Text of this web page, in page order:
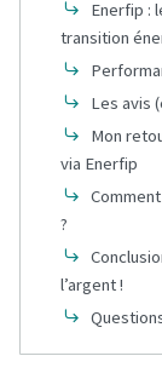
Enerfip :
transition
Les avis
Mon
via Enerfip
?
l’argent !